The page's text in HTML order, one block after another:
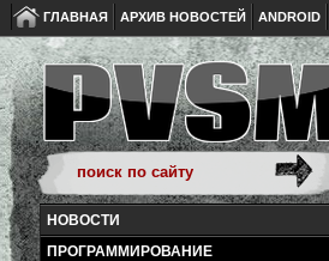
ГЛАВНАЯ АРХИВ НОВОСТЕЙ ANDROID
НОВОСТИ
ПРОГРАММИРОВАНИЕ